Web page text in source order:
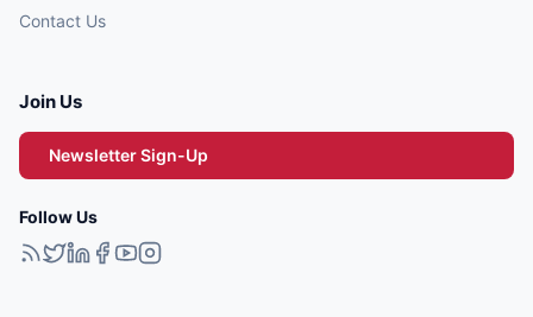
Contact Us
Join Us
Newsletter Sign-Up
Follow Us